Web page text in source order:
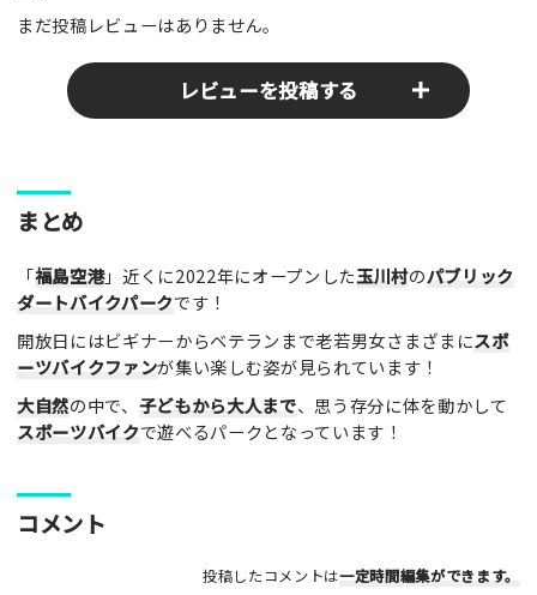
まだ投稿レビューはありません。
レビューを投稿する
ここのパークやスポットの感想をぜひお寄せください！みんな
の参考となります！
レビュータイトル（※必須）
レビュー本文（※必須）
まとめ
「福島空港」近くに2022年にオープンした玉川村のパブリック
ダートバイクパークです！
開放日にはビギナーからベテランまで老若男女さまざまにスポ
ーツバイクファンが集い楽しむ姿が見られています！
大自然の中で、 子どもから大人まで、思う存分に体を動かして
スポーツバイクで遊べるパークとなっています！
コメント
投稿したコメントは一定時間編集ができます。